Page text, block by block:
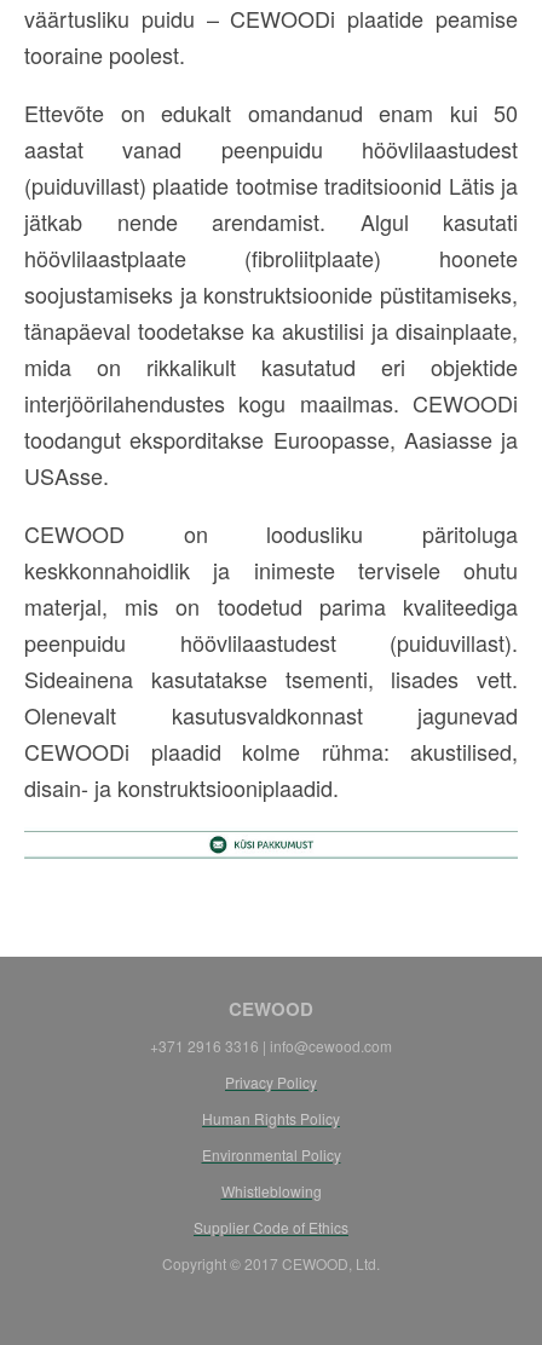
väärtusliku puidu – CEWOODi plaatide peamise
tooraine poolest.
Ettevõte on edukalt omandanud enam kui 50
aastat vanad peenpuidu höövlilaastudest
(puiduvillast) plaatide tootmise traditsioonid Lätis ja
jätkab nende arendamist. Algul kasutati
höövlilaastplaate (fibroliitplaate) hoonete
soojustamiseks ja konstruktsioonide püstitamiseks,
tänapäeval toodetakse ka akustilisi ja disainplaate,
mida on rikkalikult kasutatud eri objektide
interjöörilahendustes kogu maailmas. CEWOODi
toodangut eksporditakse Euroopasse, Aasiasse ja
USAsse.
CEWOOD on loodusliku päritoluga
keskkonnahoidlik ja inimeste tervisele ohutu
materjal, mis on toodetud parima kvaliteediga
peenpuidu höövlilaastudest (puiduvillast).
Sideainena kasutatakse tsementi, lisades vett.
Olenevalt kasutusvaldkonnast jagunevad
CEWOODi plaadid kolme rühma: akustilised,
disain- ja konstruktsiooniplaadid.
CEWOOD
+371 2916 3316 | info@cewood.com
Privacy Policy
Human Rights Policy
Environmental Policy
Whistleblowing
Supplier Code of Ethics
Copyright © 2017 CEWOOD, Ltd.